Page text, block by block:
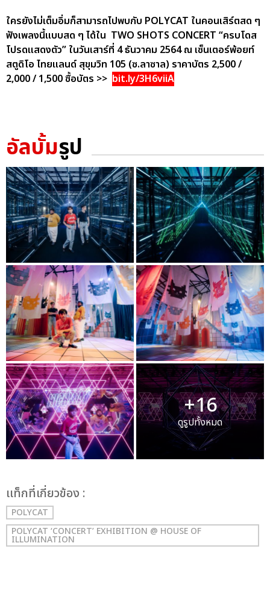
ใครยังไม่เต็มอิ่มก็สามารถไปพบกับ POLYCAT ในคอนเสิร์ตสด ๆ
ฟังเพลงนี้แบบสด ๆ ได้ใน TWO SHOTS CONCERT “ครบโดส
โปรดแสดงตัว” ในวันเสาร์ที่ 4 ธันวาคม 2564 ณ เซ็นเตอร์พ้อยท์
สตูดิโอ ไทยแลนด์ สุขุมวิท 105 (ซ.ลาซาล) ราคาบัตร 2,500 /
2,000 / 1,500ซื้อบัตร >> bit.ly/3H6viiA
อัลบั้มรูป
+16
ดูรูปทั้งหมด
เเท็กที่เกี่ยวข้อง :
POLYCAT
POLYCAT ‘CONCERT’ EXHIBITION @ HOUSE OF
ILLUMINATION